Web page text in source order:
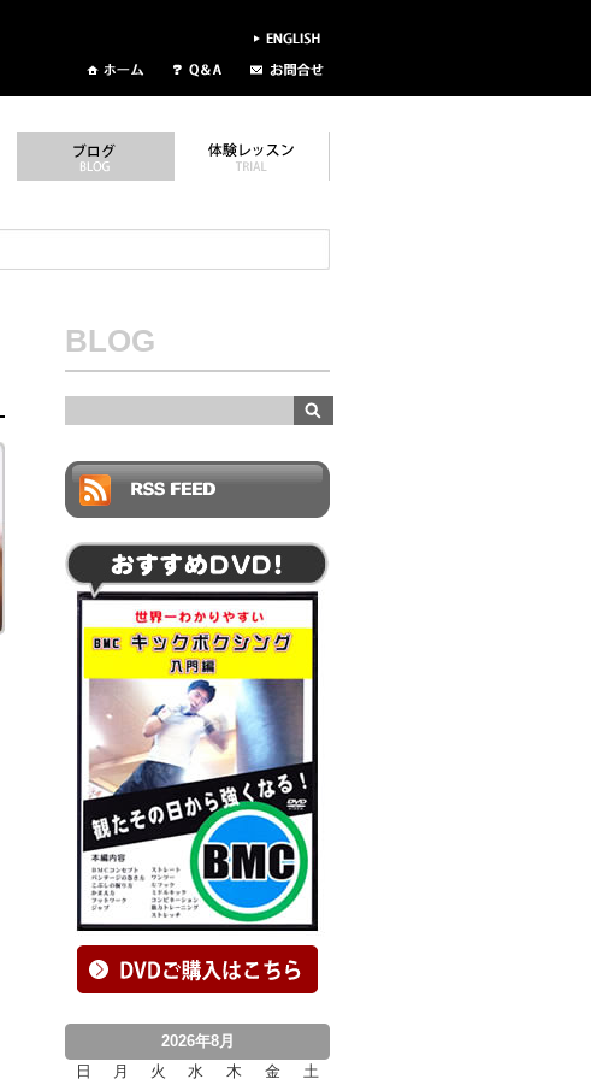
BLOG
RSS FEED
2026年8月
日
月 火 水 木 金 土